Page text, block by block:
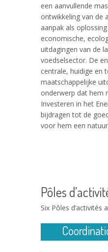
een aanvullende
ontwikkeling van de
aanpak als
economische,
uitdagingen van de
voedselsector. De
centrale, huidige en
maatschappelijke
onderwerp dat hem
Investeren in het
bijdragen tot de
voor hem een
Pôles
Six Pôles d’activités